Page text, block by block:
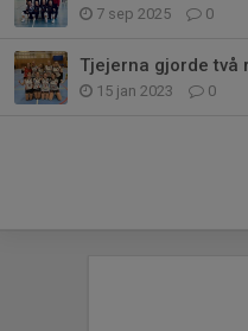
7 sep 2025 0
Tjejerna gjorde två
15 jan 2023 0